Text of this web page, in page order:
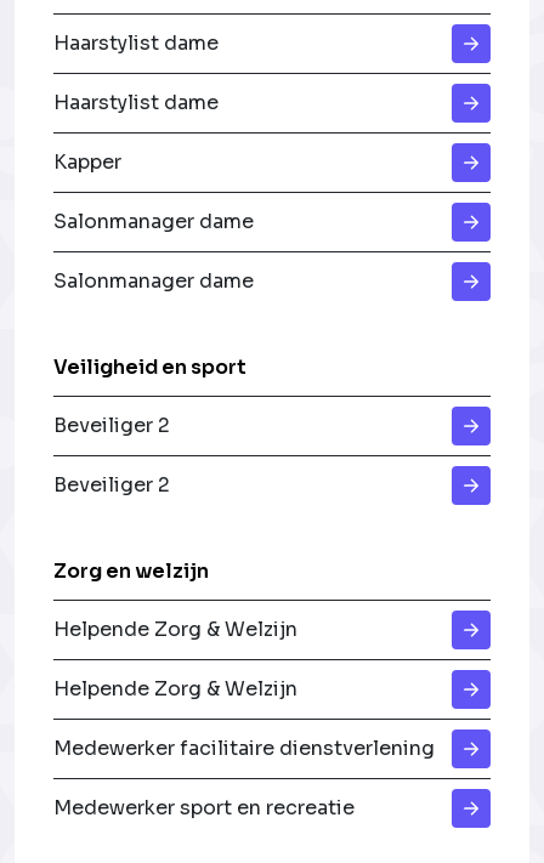
Haarstylist dame
Haarstylist dame
Kapper
Salonmanager dame
Salonmanager dame
Veiligheid en sport
Beveiliger 2
Beveiliger 2
Zorg en welzijn
Helpende Zorg & Welzijn
Helpende Zorg & Welzijn
Medewerker facilitaire dienstverlening
Medewerker sport en recreatie